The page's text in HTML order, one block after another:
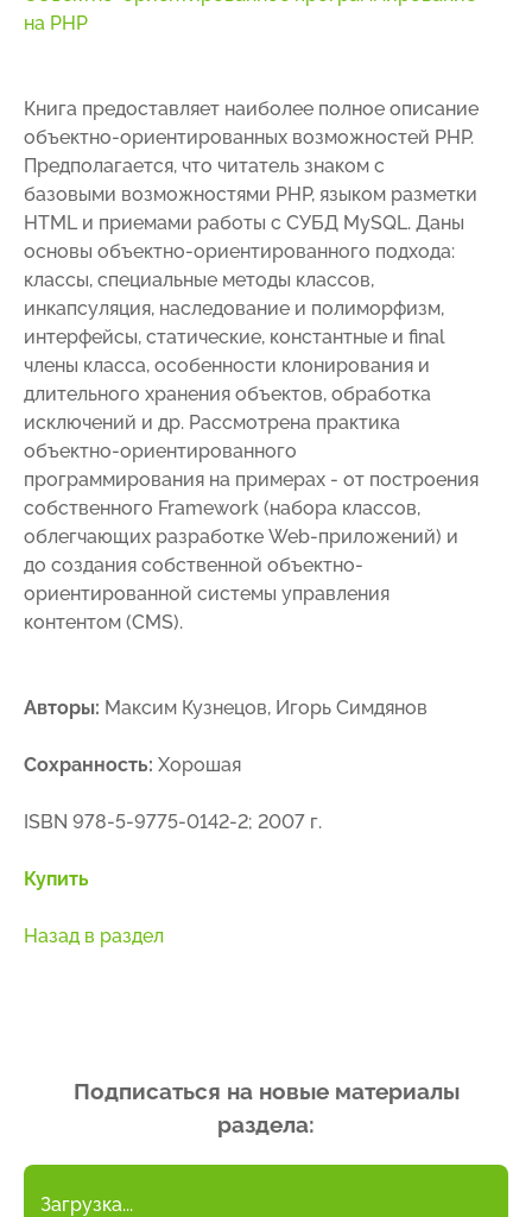
на PHP
Книга предоставляет наиболее полное описание
объектно-ориентированных возможностей РНР.
Предполагается, что читатель знаком с
базовыми возможностями PHP, языком разметки
HTML и приемами работы с СУБД MySQL. Даны
основы объектно-ориентированного подхода:
классы, специальные методы классов,
инкапсуляция, наследование и полиморфизм,
интерфейсы, статические, константные и final
члены класса, особенности клонирования и
длительного хранения объектов, обработка
исключений и др. Рассмотрена практика
объектно-ориентированного
программирования на примерах - от построения
собственного Framework (набора классов,
облегчающих разработке Web-приложений) и
до создания собственной объектно-
ориентированной системы управления
контентом (CMS).
Авторы: Максим Кузнецов, Игорь Симдянов
Сохранность: Хорошая
ISBN 978-5-9775-0142-2; 2007 г.
Купить
Назад в раздел
Подписаться на новые материалы
раздела:
Загрузка...